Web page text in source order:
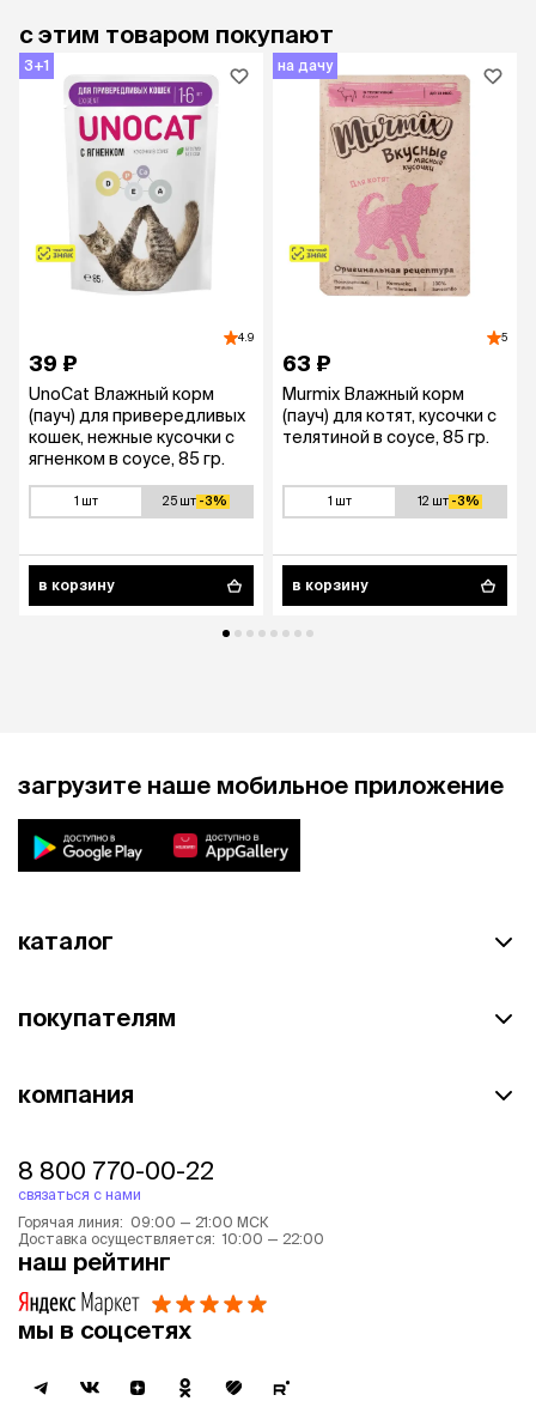
с этим товаром покупают
3+1
4.9
39 ₽
UnoCat Влажный корм
(пауч) для привередливых
кошек, нежные кусочки с
ягненком в соусе, 85 гр.
1 шт 25 шт -3%
в корзину
на дачу
5
63 ₽
Murmix Влажный корм
(пауч) для котят, кусочки с
телятиной в соусе, 85 гр.
1 шт 12 шт -3%
в корзину
загрузите наше мобильное приложение
каталог
покупателям
компания
8 800 770-00-22
связаться с нами
Горячая линия: 09:00 — 21:00 МСК
Доставка осуществляется: 10:00 — 22:00
наш рейтинг
мы в соцсетях